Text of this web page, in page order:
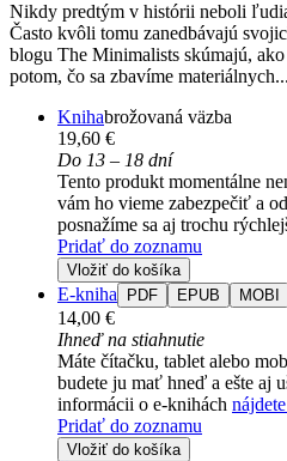
Nikdy predtým v histórii neboli
Často kvôli tomu zanedbávajú
blogu The Minimalists skúmajú,
potom, čo sa zbavíme materiálnych...
Knihabrožovaná väzba
19,60 €
Do 13 – 18 dní
Tento produkt momentálne
vám ho vieme zabezpečiť a
posnažíme sa aj trochu
Pridať do zoznamu
Vložiť do košíka
E-kniha PDF EPUB MOBI
14,00 €
Ihneď na stiahnutie
Máte čítačku, tablet alebo
budete ju mať hneď a ešte aj
informácii o e-knihách
Pridať do zoznamu
Vložiť do košíka